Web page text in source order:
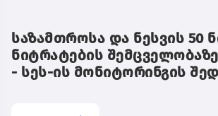
საზამთროსა და ნესვის 50
ნიტრატების
- სეს-ის მონიტორინგის